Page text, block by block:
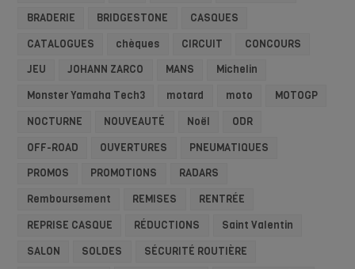
BRADERIE
BRIDGESTONE
CASQUES
CATALOGUES
chèques CIRCUIT
CONCOURS
JEU
JOHANN ZARCO MANS
Michelin
Monster Yamaha Tech3
motard moto
MOTOGP
NOCTURNE
NOUVEAUTÉ Noël
ODR
OFF-ROAD
OUVERTURES
PNEUMATIQUES
PROMOS
PROMOTIONS
RADARS
Remboursement
REMISES
RENTRÉE
REPRISE CASQUE
RÉDUCTIONS
Saint Valentin
SALON
SOLDES
SÉCURITÉ ROUTIÈRE